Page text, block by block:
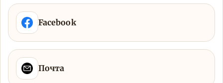
Facebook
Почта